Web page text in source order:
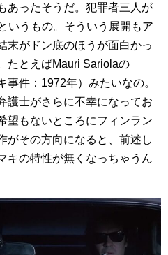
あったそうだ。犯罪者三人が
いうもの。そういう展開もア
末がドン底のほうが面白かっ
たとえばMauri Sariolaの
事件：1972年）みたいなの。
護士がさらに不幸になってお
望もないところにフィンラン
がその方向になると、前述し
キの特性が無くなっちゃうん